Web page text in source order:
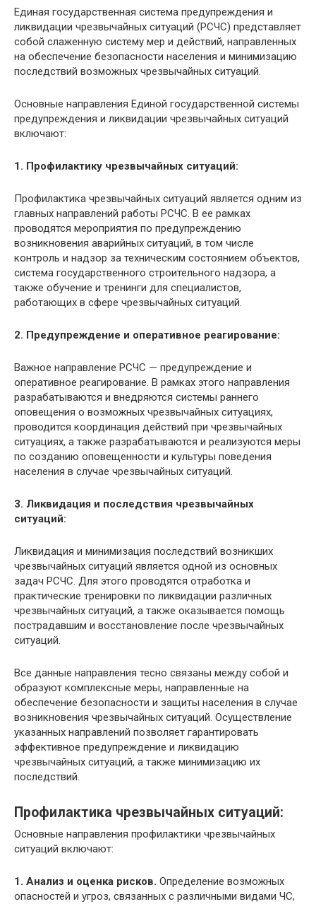
Единая государственная система предупреждения и
ликвидации чрезвычайных ситуаций (РСЧС) представляет
собой слаженную систему мер и действий, направленных
на обеспечение безопасности населения и минимизацию
последствий возможных чрезвычайных ситуаций.
Основные направления Единой государственной системы
предупреждения и ликвидации чрезвычайных ситуаций
включают:
1. Профилактику чрезвычайных ситуаций:
Профилактика чрезвычайных ситуаций является одним из
главных направлений работы РСЧС. В ее рамках
проводятся мероприятия по предупреждению
возникновения аварийных ситуаций, в том числе
контроль и надзор за техническим состоянием объектов,
система государственного строительного надзора, а
также обучение и тренинги для специалистов,
работающих в сфере чрезвычайных ситуаций.
2. Предупреждение и оперативное реагирование:
Важное направление РСЧС — предупреждение и
оперативное реагирование. В рамках этого направления
разрабатываются и внедряются системы раннего
оповещения о возможных чрезвычайных ситуациях,
проводится координация действий при чрезвычайных
ситуациях, а также разрабатываются и реализуются меры
по созданию оповещенности и культуры поведения
населения в случае чрезвычайных ситуаций.
3. Ликвидация и последствия чрезвычайных
ситуаций:
Ликвидация и минимизация последствий возникших
чрезвычайных ситуаций является одной из основных
задач РСЧС. Для этого проводятся отработка и
практические тренировки по ликвидации различных
чрезвычайных ситуаций, а также оказывается помощь
пострадавшим и восстановление после чрезвычайных
ситуаций.
Все данные направления тесно связаны между собой и
образуют комплексные меры, направленные на
обеспечение безопасности и защиты населения в случае
возникновения чрезвычайных ситуаций. Осуществление
указанных направлений позволяет гарантировать
эффективное предупреждение и ликвидацию
чрезвычайных ситуаций, а также минимизацию их
последствий.
Профилактика чрезвычайных ситуаций:
Основные направления профилактики чрезвычайных
ситуаций включают:
1. Анализ и оценка рисков. Определение возможных
опасностей и угроз, связанных с различными видами ЧС,